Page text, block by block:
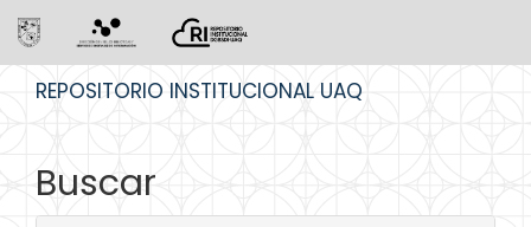
REPOSITORIO INSTITUCIONAL UAQ
Buscar